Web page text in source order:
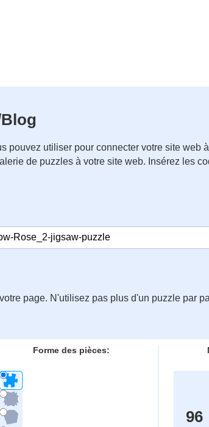
pouvez utiliser pour connecter votre site web
de puzzles à votre site web. Insérez les
page. N'utilisez pas plus d'un puzzle par
Forme des pièces:
96